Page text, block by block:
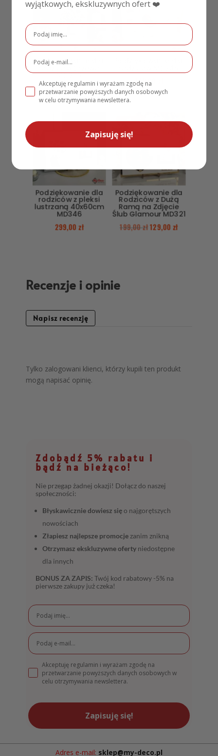
Podziękowanie dla
rodziców Drzewo
MD379
249,00zł
149,00
Podziękowanie dla
rodziców z pleksi
lustrzaną 40x60cm
MD346
299,00zł
Podziękowanie dla
Rodziców z Dużą
Ramą na Zdjęcie
Ślub Glamour MD321
199,00 zł129,00 zł
Recenzje i opinie
Napisz recenzję
Tylko zalogowani klienci, którzy kupili ten produkt
mogą napisać opinię.
Zdobądź 5% rabatu i
bądź na bieżąco!
Nie przegap żadnej okazji! Dołącz do naszej
społeczności:
Błyskawicznie dowiesz sięo najgorętszych
nowościach
Złapiesz najlepsze promocje zanim znikną
Otrzymasz ekskluzywne oferty niedostępne
dla innych
BONUS ZA ZAPIS: Twój kod rabatowy -5% na
pierwsze zakupy już czeka!
Akceptuję regulamin i wyrażam zgodę na
przetwarzanie powyższych danych osobowych w
celu otrzymywania newslettera.
Zapisuję się!
Adres e-mail: sklep@my-deco.pl
wyjątkowych, ekskluzywnych ofert ❤️
Akceptuję regulamin i wyrażam zgodę na
przetwarzanie powyższych danych osobowych
w celu otrzymywania newslettera.
Zapisuję się!